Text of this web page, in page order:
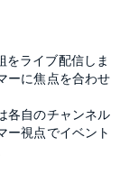
をライブ配信しま
ーに焦点を合わせ
各自のチャンネル
ー視点でイベント